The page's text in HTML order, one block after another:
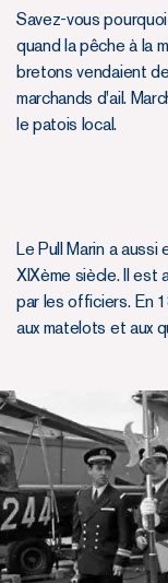
Savez-vous
quand la pêche à la
bretons vendaient
marchands d'ail.
le patois local.
Le Pull Marin a aussi
XIXème siècle. Il est
par les officiers. En
aux matelots et aux